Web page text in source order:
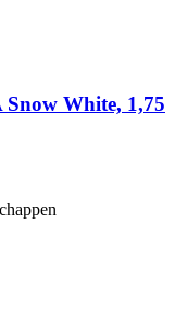
White, 1,75